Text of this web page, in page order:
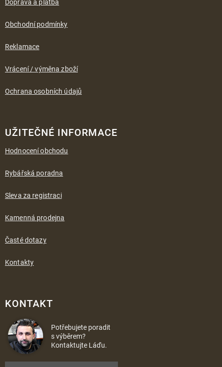
Doprava a platba
Obchodní podmínky
Reklamace
Vrácení / výměna zboží
Ochrana osobních údajů
UŽITEČNÉ INFORMACE
Hodnocení obchodu
Rybářská poradna
Sleva za registraci
Kamenná prodejna
Časté dotazy
Kontakty
KONTAKT
Potřebujete poradit
s výběrem?
Kontaktujte Láďu.